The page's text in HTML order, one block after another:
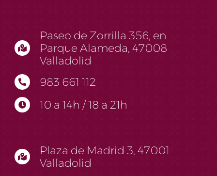
Paseo de Zorrilla 356, en
Parque Alameda, 47008
Valladolid
983 661 112
10 a 14h / 18 a 21h
Plaza de Madrid 3, 47001
Valladolid